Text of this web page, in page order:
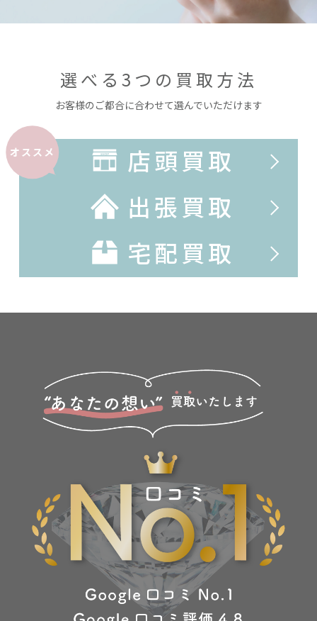
選べる3つの買取方法
お客様のご都合に合わせて選んでいただけます
オススメ
店頭買取
出張買取
宅配買取